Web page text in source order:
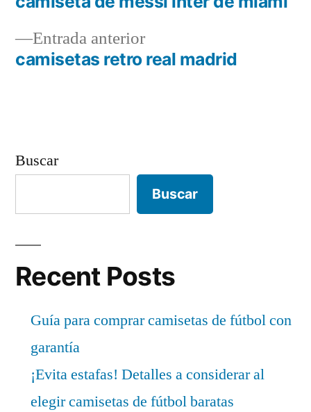
Navegación
deEntrada anteriorEntrada
anterior:
camisetas retro real madrid
Buscar
Buscar
Recent Posts
Guía para comprar camisetas de fútbol con
garantía
¡Evita estafas! Detalles a considerar al
elegir camisetas de fútbol baratas